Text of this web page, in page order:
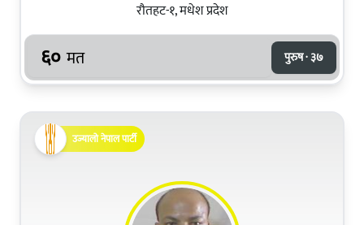
रौतहट-१, मधेश प्रदेश
६० मत पुरुष · ३७
उज्यालो नेपाल पार्टी